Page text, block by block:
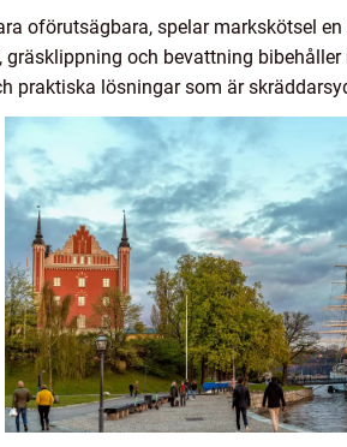
oförutsägbara, spelar markskötsel
och bevattning
praktiska lösningar som är